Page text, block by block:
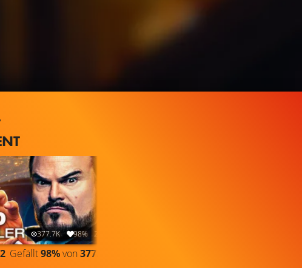
377.7K 98% 2:41
Gefällt98%von377.725